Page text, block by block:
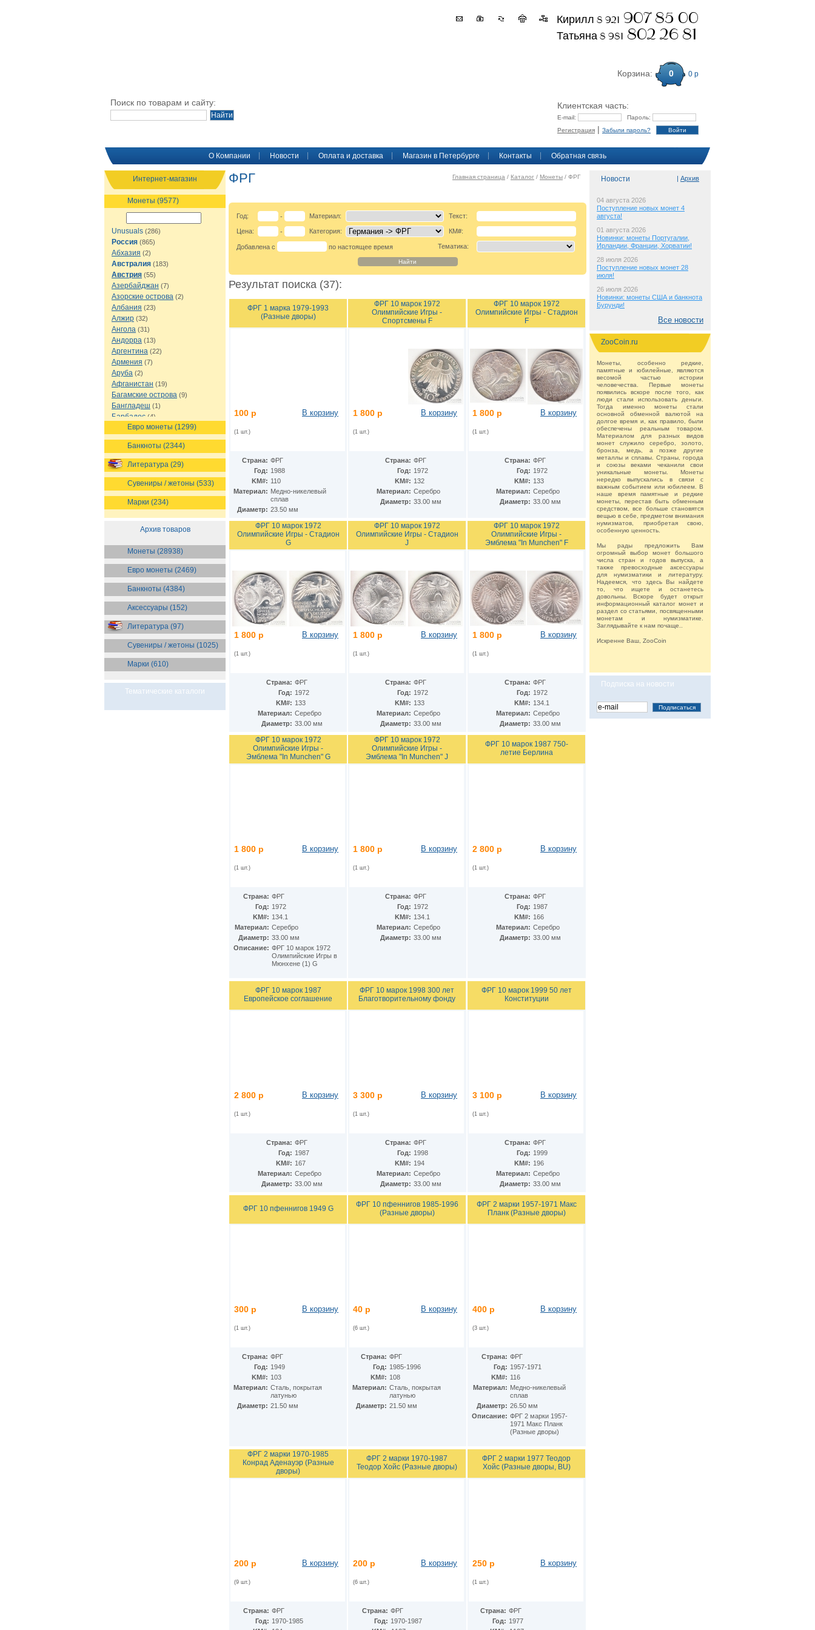
Поиск по товарам и сайту:
Кирилл 8 921 907 85 00
Татьяна 8 981 802 26 81
Корзина: 0 0 р
Клиентская часть:
E-mail:
Пароль:
Регистрация | Забыли пароль?
O Компании Новости Оплата и доставка Магазин в Петербурге Контакты Обратная связь
Интернет-магазин
Монеты (9577)
Unusuals (286)
Россия (865)
Абхазия (2)
Австралия (183)
Австрия (55)
Азербайджан (7)
Азорские острова (2)
Албания (23)
Алжир (32)
Ангола (31)
Андорра (13)
Аргентина (22)
Армения (7)
Аруба (2)
Афганистан (19)
Багамские острова (9)
Бангладеш (1)
Барбадос (4)
Бахрейн(1)
Беларусь(18)
Белиз(16)
Бельгия(69)
Бельгийское Конго(4)
Бенин(4)
Бермуды(1)
Болгария(43)
Босния и Герцеговина
Бразилия(55)
Брит. Антарктические
территории(36)
Брит. Виргинские острова(47)
Брит. Восточная Африка
Брит. Западная Африка(25)
Брит. Ост-Индийская компания
(11)
Брит. территория в Индийском
океане(24)
Бруней(4)
Бурунди(2)
Бутан(10)
Ватикан(85)
Венгрия(178)
Евро монеты (1299)
Банкноты (2344)
Литература (29)
Сувениры / жетоны (533)
Марки (234)
Архив товаров
Монеты (28938)
Евро монеты (2469)
Банкноты (4384)
Аксессуары (152)
Литература (97)
Сувениры / жетоны (1025)
Марки (610)
Тематические каталоги
Новости | Архив
04 августа 2026
Поступление новых монет 4
августа!
01 августа 2026
Новинки: монеты Португалии,
Ирландии, Франции, Хорватии!
28 июля 2026
Поступление новых монет 28
июля!
26 июля 2026
Новинки: монеты США и банкнота
Бурунди!
Все новости
ZooCoin.ru
Монеты, особенно редкие,
памятные и юбилейные, являются
весомой частью истории
человечества. Первые монеты
появились вскоре после того, как
люди стали использовать деньги.
Тогда именно монеты стали
основной обменной валютой на
долгое время и, как правило, были
обеспечены реальным товаром.
Материалом для разных видов
монет служило серебро, золото,
бронза, медь, а позже другие
металлы и сплавы. Страны, города
и союзы веками чеканили свои
уникальные монеты. Монеты
нередко выпускались в связи с
важным событием или юбилеем. В
наше время памятные и редкие
монеты, перестав быть обменным
средством, все больше становятся
вещью в себе, предметом внимания
нумизматов, приобретая свою,
особенную ценность.
Мы рады предложить Вам
огромный выбор монет большого
числа стран и годов выпуска, а
также превосходные аксессуары
для нумизматики и литературу.
Надеемся, что здесь Вы найдете
то, что ищете и останетесь
довольны. Вскоре будет открыт
информационный каталог монет и
раздел со статьями, посвященными
монетам и нумизматике.
Заглядывайте к нам почаще..
Искренне Ваш, ZooCoin
Подписка на новости
Главная страница / Каталог / Монеты / ФРГ
ФРГ
Год: - Материал: Текст:
Цена: - Категория: КМ#:
Добавлена с по настоящее время Тематика:
Результат поиска (37):
ФРГ 1 марка 1979-1993
(Разные дворы)
100 р
(1 шт.)
В корзину
Страна: ФРГ
Год: 1988
KM#: 110
Материал: Медно-никелевый
сплав
Диаметр: 23.50 мм
ФРГ 10 марок 1972
Олимпийские Игры -
Спортсмены F
1 800 р
(1 шт.)
В корзину
Страна: ФРГ
Год: 1972
KM#: 132
Материал: Серебро
Диаметр: 33.00 мм
ФРГ 10 марок 1972
Олимпийские Игры - Стадион
F
1 800 р
(1 шт.)
В корзину
Страна: ФРГ
Год: 1972
KM#: 133
Материал: Серебро
Диаметр: 33.00 мм
ФРГ 10 марок 1972
Олимпийские Игры - Стадион
G
1 800 р
(1 шт.)
В корзину
Страна: ФРГ
Год: 1972
KM#: 133
Материал: Серебро
Диаметр: 33.00 мм
ФРГ 10 марок 1972
Олимпийские Игры - Стадион
J
1 800 р
(1 шт.)
В корзину
Страна: ФРГ
Год: 1972
KM#: 133
Материал: Серебро
Диаметр: 33.00 мм
ФРГ 10 марок 1972
Олимпийские Игры -
Эмблема "In Munchen" F
1 800 р
(1 шт.)
В корзину
Страна: ФРГ
Год: 1972
KM#: 134.1
Материал: Серебро
Диаметр: 33.00 мм
ФРГ 10 марок 1972
Олимпийские Игры -
Эмблема "In Munchen" G
1 800 р
(1 шт.)
В корзину
Страна: ФРГ
Год: 1972
KM#: 134.1
Материал: Серебро
Диаметр: 33.00 мм
Описание: ФРГ 10 марок 1972
Олимпийские Игры в
Мюнхене (1) G
ФРГ 10 марок 1972
Олимпийские Игры -
Эмблема "In Munchen" J
1 800 р
(1 шт.)
В корзину
Страна: ФРГ
Год: 1972
KM#: 134.1
Материал: Серебро
Диаметр: 33.00 мм
ФРГ 10 марок 1987 750-
летие Берлина
2 800 р
(1 шт.)
В корзину
Страна: ФРГ
Год: 1987
KM#: 166
Материал: Серебро
Диаметр: 33.00 мм
ФРГ 10 марок 1987
Европейское соглашение
2 800 р
(1 шт.)
В корзину
Страна: ФРГ
Год: 1987
KM#: 167
Материал: Серебро
Диаметр: 33.00 мм
ФРГ 10 марок 1998 300 лет
Благотворительному фонду
3 300 р
(1 шт.)
В корзину
Страна: ФРГ
Год: 1998
KM#: 194
Материал: Серебро
Диаметр: 33.00 мм
ФРГ 10 марок 1999 50 лет
Конституции
3 100 р
(1 шт.)
В корзину
Страна: ФРГ
Год: 1999
KM#: 196
Материал: Серебро
Диаметр: 33.00 мм
ФРГ 10 пфеннигов 1949 G
300 р
(1 шт.)
В корзину
Страна: ФРГ
Год: 1949
KM#: 103
Материал: Cталь, покрытая
латунью
Диаметр: 21.50 мм
ФРГ 10 пфеннигов 1985-1996
(Разные дворы)
40 р
(6 шт.)
В корзину
Страна: ФРГ
Год: 1985-1996
KM#: 108
Материал: Cталь, покрытая
латунью
Диаметр: 21.50 мм
ФРГ 2 марки 1957-1971 Макс
Планк (Разные дворы)
400 р
(3 шт.)
В корзину
Страна: ФРГ
Год: 1957-1971
KM#: 116
Материал: Медно-никелевый
сплав
Диаметр: 26.50 мм
Описание: ФРГ 2 марки 1957-
1971 Макс Планк
(Разные дворы)
ФРГ 2 марки 1970-1985
Конрад Аденауэр (Разные
дворы)
200 р
(9 шт.)
В корзину
Страна: ФРГ
Год: 1970-1985
ФРГ 2 марки 1970-1987
Теодор Хойс (Разные дворы)
200 р
(6 шт.)
В корзину
Страна: ФРГ
Год: 1970-1987
ФРГ 2 марки 1977 Теодор
Хойс (Разные дворы, BU)
250 р
(1 шт.)
В корзину
Страна: ФРГ
Год: 1977